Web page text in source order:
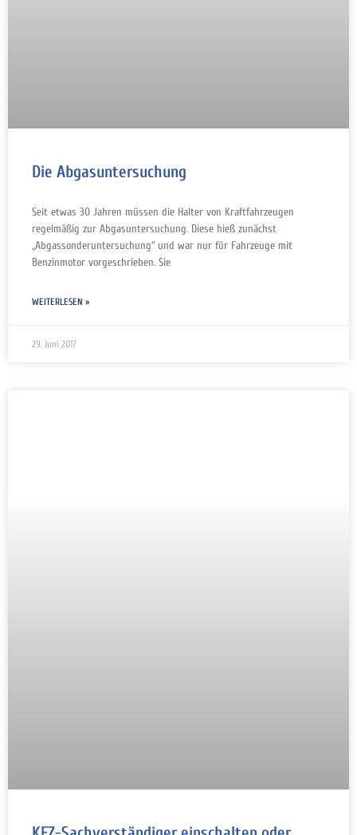
Die Abgasuntersuchung
Seit etwas 30 Jahren müssen die Halter von Kraftfahrzeugen
regelmäßig zur Abgasuntersuchung. Diese hieß zunächst
„Abgassonderuntersuchung“ und war nur für Fahrzeuge mit
Benzinmotor vorgeschrieben. Sie
WEITERLESEN »
29. Juni 2017